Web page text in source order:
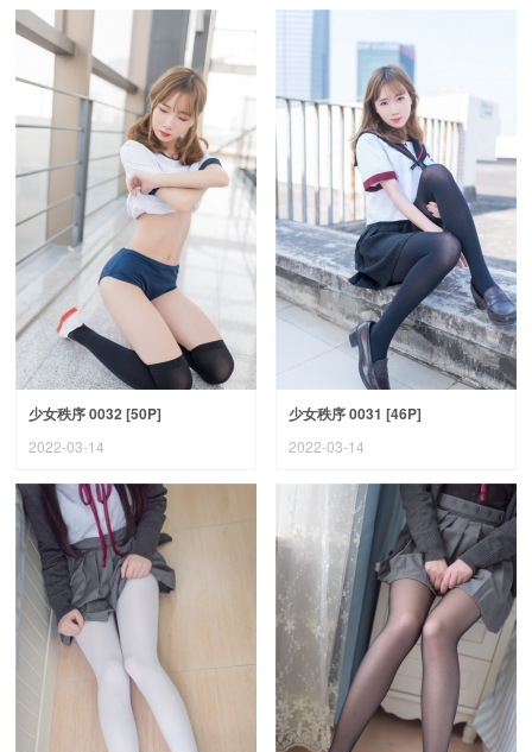
少女秩序 0032 [50P]
2022-03-14
少女秩序 0031 [46P]
2022-03-14